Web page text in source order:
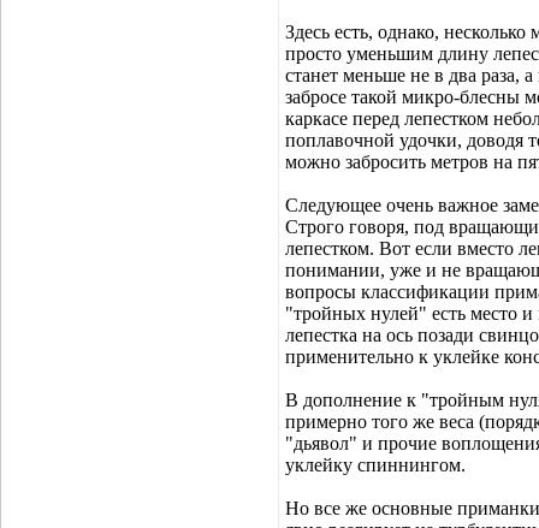
Здесь есть, однако,
просто уменьшим длину
станет меньше не в два раза,
забросе такой микро-блесны
каркасе перед лепестком
поплавочной удочки, доводя
можно забросить метров на
Следующее очень важное
Строго говоря, под
лепестком. Вот если вместо
понимании, уже и не
вопросы классификации
"тройных нулей" есть место
лепестка на ось позади
применительно к уклейке
В дополнение к "тройным
примерно того же веса
"дьявол" и прочие
уклейку спиннингом.
Но все же основные